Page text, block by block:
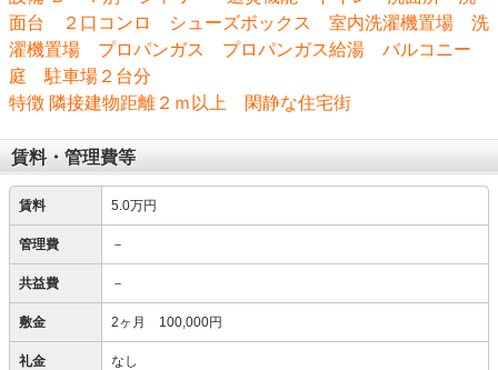
面台 ２口コンロ シューズボックス 室内洗濯機置場 洗
濯機置場 プロパンガス プロパンガス給湯 バルコニー
庭 駐車場２台分
特徴 隣接建物距離２ｍ以上 閑静な住宅街
賃料・管理費等
賃料 5.0万円
管理費 －
共益費 －
敷金 2ヶ月 100,000円
礼金 なし